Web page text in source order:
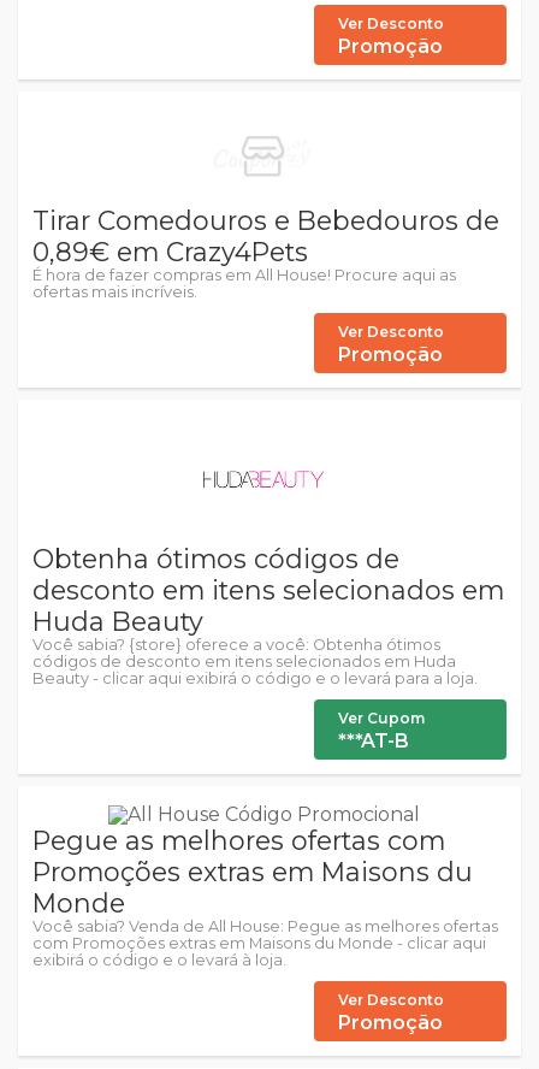
Ver Desconto
Promoção
Tirar Comedouros e Bebedouros de
0,89€ em Crazy4Pets
É hora de fazer compras em All House! Procure aqui as
ofertas mais incríveis.
Ver Desconto
Promoção
Obtenha ótimos códigos de
desconto em itens selecionados em
Huda Beauty
Você sabia? {store} oferece a você: Obtenha ótimos
códigos de desconto em itens selecionados em Huda
Beauty - clicar aqui exibirá o código e o levará para a loja.
Ver Cupom
***AT-B
Pegue as melhores ofertas com
Promoções extras em Maisons du
Monde
Você sabia? Venda de All House: Pegue as melhores ofertas
com Promoções extras em Maisons du Monde - clicar aqui
exibirá o código e o levará à loja.
Ver Desconto
Promoção